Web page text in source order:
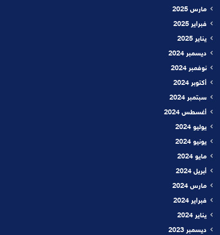
مارس 2025
فبراير 2025
يناير 2025
ديسمبر 2024
نوفمبر 2024
أكتوبر 2024
سبتمبر 2024
أغسطس 2024
يوليو 2024
يونيو 2024
مايو 2024
أبريل 2024
مارس 2024
فبراير 2024
يناير 2024
ديسمبر 2023